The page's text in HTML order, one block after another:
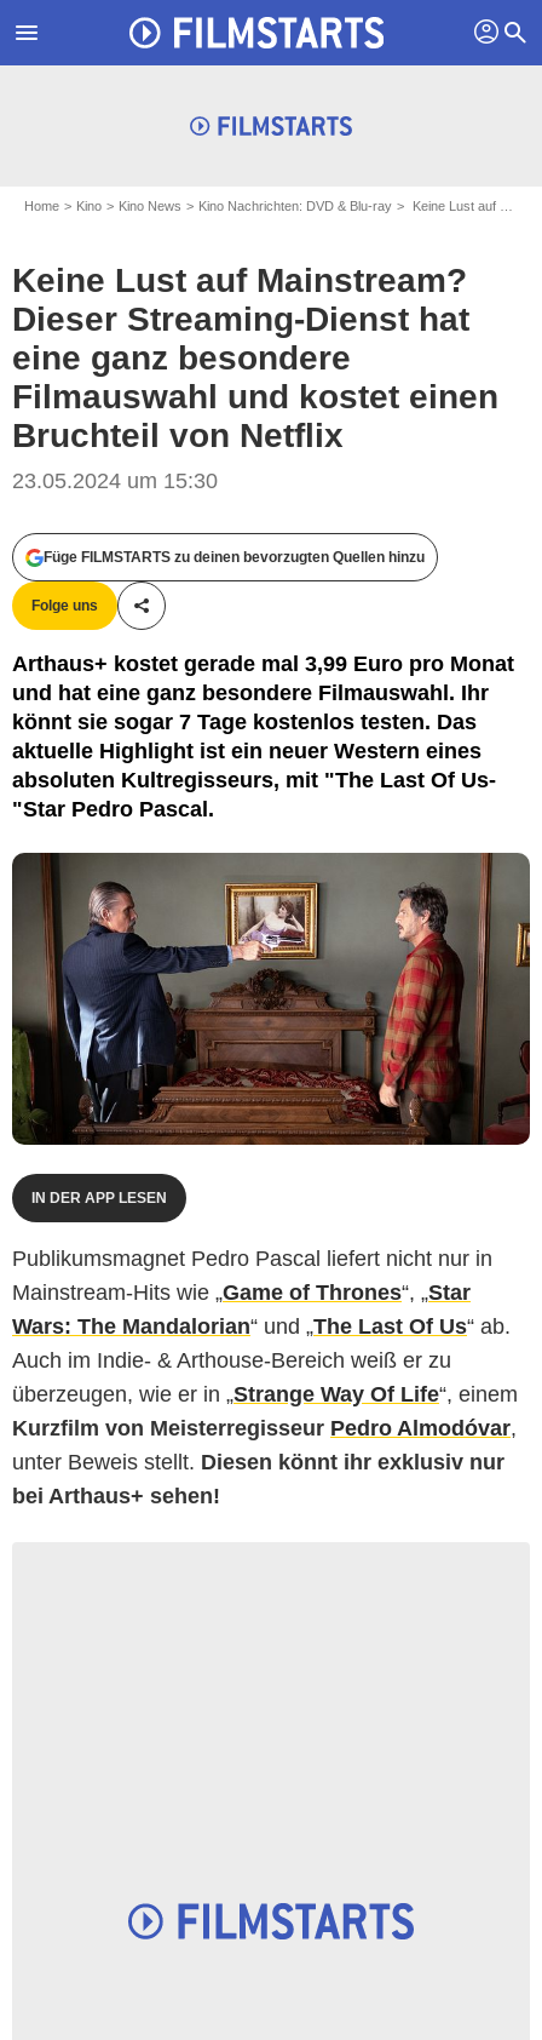
menu profil search
Home Kino Kino News Kino Nachrichten: DVD & Blu-ray Keine Lust auf Mainstream? Dieser Streaming-Dienst hat eine ganz besondere Filmauswahl und kostet einen Bruchteil von Netflix
Keine Lust auf Mainstream?
Dieser Streaming-Dienst hat
eine ganz besondere
Filmauswahl und kostet einen
Bruchteil von Netflix
23.05.2024 um 15:30
Füge FILMSTARTS zu deinen bevorzugten Quellen hinzu
Folge uns
Teile diesen Artikel
Arthaus+ kostet gerade mal 3,99 Euro pro Monat
und hat eine ganz besondere Filmauswahl. Ihr
könnt sie sogar 7 Tage kostenlos testen. Das
aktuelle Highlight ist ein neuer Western eines
absoluten Kultregisseurs, mit "The Last Of Us-
"Star Pedro Pascal.
IN DER APP LESEN
Publikumsmagnet Pedro Pascal liefert nicht nur in
Mainstream-Hits wie „Game of Thrones“, „Star
Wars: The Mandalorian“ und „The Last Of Us“ ab.
Auch im Indie- & Arthouse-Bereich weiß er zu
überzeugen, wie er in „Strange Way Of Life“, einem
Kurzfilm von Meisterregisseur Pedro Almodóvar,
unter Beweis stellt. Diesen könnt ihr exklusiv nur
bei Arthaus+ sehen!